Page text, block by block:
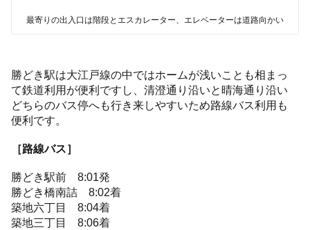
最寄りの出入口は階段とエスカレーター、エレベーターは道路向かい
勝どき駅は大江戸線の中ではホームが浅いことも相まっ
て鉄道利用が便利ですし、清澄通り沿いと晴海通り沿い
どちらのバス停へも行き来しやすいため路線バス利用も
便利です。
［路線バス］
勝どき駅前 8:01発
勝どき橋南詰 8:02着
築地六丁目 8:04着
築地三丁目 8:06着